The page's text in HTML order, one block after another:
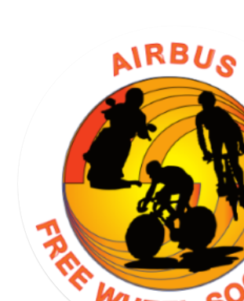
GOLF SOCIETY